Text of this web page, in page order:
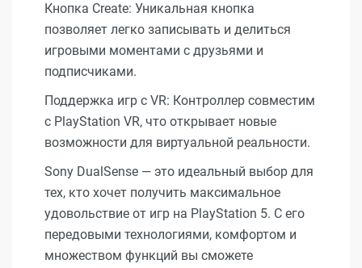
Кнопка Create: Уникальная кнопка
позволяет легко записывать и делиться
игровыми моментами с друзьями и
подписчиками.
Поддержка игр с VR: Контроллер совместим
с PlayStation VR, что открывает новые
возможности для виртуальной реальности.
Sony DualSense — это идеальный выбор для
тех, кто хочет получить максимальное
удовольствие от игр на PlayStation 5. С его
передовыми технологиями, комфортом и
множеством функций вы сможете